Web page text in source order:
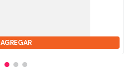
AGREGAR